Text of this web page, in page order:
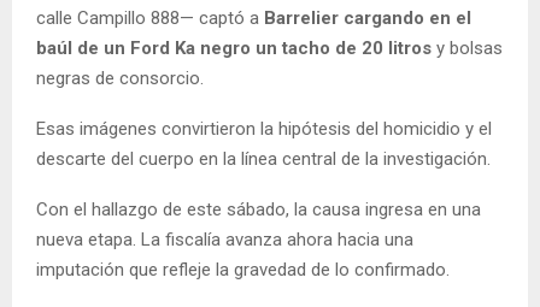
calle Campillo 888— captó a Barrelier cargando en el
baúl de un Ford Ka negro un tacho de 20 litros y bolsas
negras de consorcio.
Esas imágenes convirtieron la hipótesis del homicidio y el
descarte del cuerpo en la línea central de la investigación.
Con el hallazgo de este sábado, la causa ingresa en una
nueva etapa. La fiscalía avanza ahora hacia una
imputación que refleje la gravedad de lo confirmado.